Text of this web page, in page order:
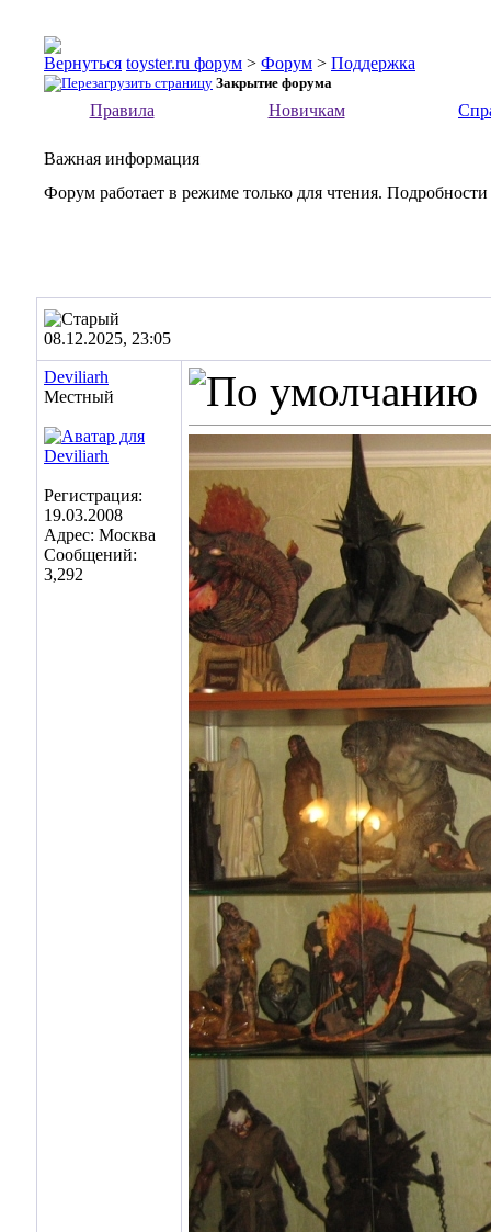
toyster.ru форум > Форум > Поддержка
Закрытие форума
Правила Новичкам
Важная информация
Форум работает в режиме только для чтения.
08.12.2025, 23:05
Deviliarh
Местный
Регистрация:
19.03.2008
Адрес: Москва
Сообщений:
3,292